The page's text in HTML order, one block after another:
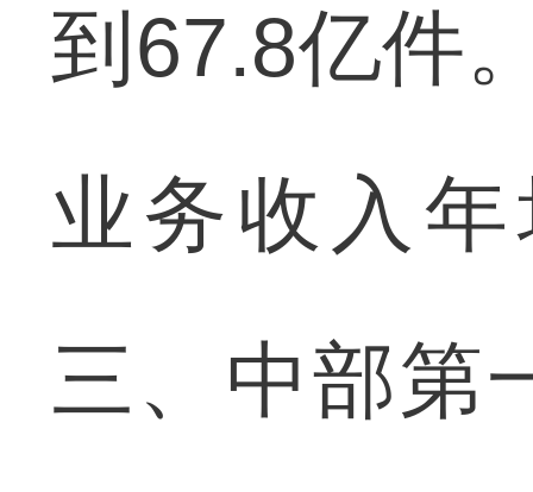
到67.8亿件
业务收入
三、中部第